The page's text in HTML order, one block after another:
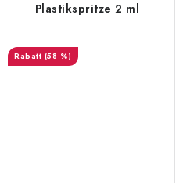
Plastikspritze 2 ml
(58 %)